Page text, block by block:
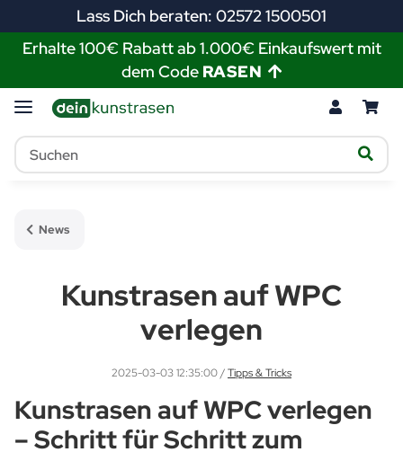
Lass Dich beraten: 02572 1500501
Erhalte 100€ Rabatt ab 1.000€ Einkaufswert mit
dem Code RASEN
News
Kunstrasen auf WPC
verlegen
2025-03-03 12:35:00/Tipps & Tricks
Kunstrasen auf WPC verlegen
– Schritt für Schritt zum